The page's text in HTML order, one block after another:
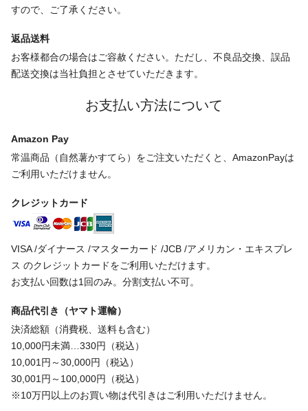
すので、ご了承ください。
返品送料
お客様都合の場合はご容赦ください。ただし、不良品交換、誤品
配送交換は当社負担とさせていただきます。
お支払い方法について
Amazon Pay
常温商品（自然薯かすてら）をご注文いただくと、AmazonPayは
ご利用いただけません。
クレジットカード
VISA /ダイナース /マスターカード /JCB /アメリカン・エキスプレ
ス のクレジットカードをご利用いただけます。
お支払い回数は1回のみ。分割支払い不可。
商品代引き（ヤマト運輸）
決済総額（消費税、送料も含む）
10,000円未満…330円（税込）
10,001円～30,000円（税込）
30,001円～100,000円（税込）
※10万円以上のお買い物は代引きはご利用いただけません。